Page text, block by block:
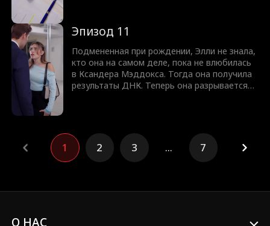
его, или скрывать правду от любимого
человека.
Эпизод 11
Подмененная при рождении, Элли не знала,
кто она на самом деле, пока не влюбилась
в Ксандера Мэддокса. Тогда она получила
результаты ДНК. Теперь она разрывается
человека.
1 2 3 ... 7
О НАС